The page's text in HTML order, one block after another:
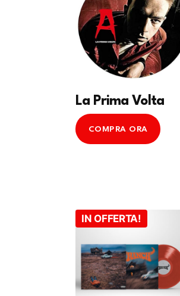
La Prima Volta
COMPRA ORA
IN OFFERTA!